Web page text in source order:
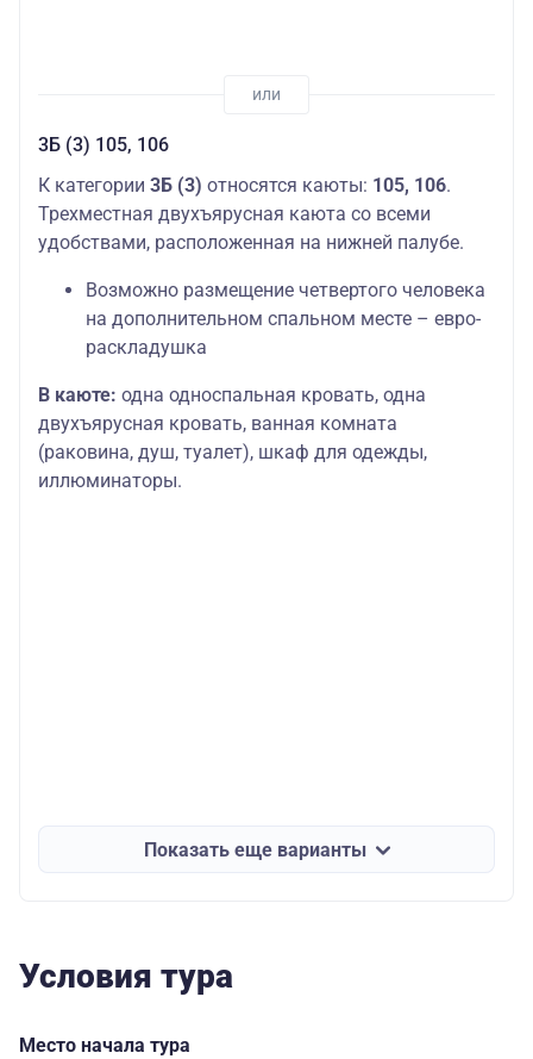
3Б (3) 105, 106
К категории 3Б (3) относятся каюты: 105, 106.
Трехместная двухъярусная каюта со всеми
удобствами, расположенная на нижней палубе.
Возможно размещение четвертого человека
на дополнительном спальном месте – евро-
раскладушка
В каюте: одна односпальная кровать, одна
двухъярусная кровать, ванная комната
(раковина, душ, туалет), шкаф для одежды,
иллюминаторы.
Показать еще варианты
Условия тура
Место начала тура